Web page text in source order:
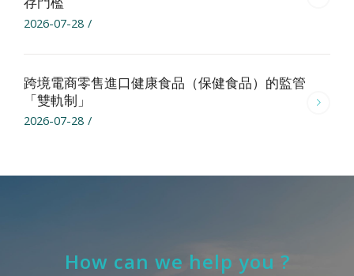
2026-07-28 /
跨境電商零售進口健康食品（保健食品）的監管
「雙軌制」
2026-07-28 /
How can we help you ?